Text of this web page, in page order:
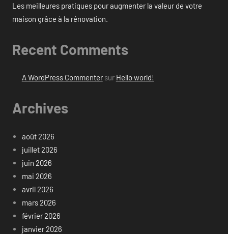
Les meilleures pratiques pour augmenter la valeur de votre
maison grâce à la rénovation.
Recent Comments
A WordPress Commentersur Hello world!
Archives
août 2026
juillet 2026
juin 2026
mai 2026
avril 2026
mars 2026
février 2026
janvier 2026